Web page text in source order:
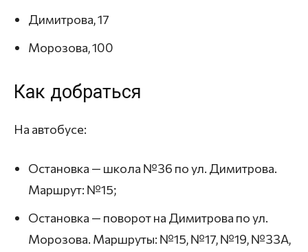
Димитрова, 17
Морозова, 100
Как добраться
На автобусе:
Остановка — школа №36 по ул. Димитрова.
Маршрут: №15;
Остановка — поворот на Димитрова по ул.
Морозова. Маршруты: №15, №17, №19, №33А,